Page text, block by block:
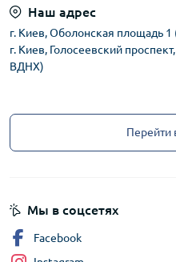
Наш адрес
г. Киев, Оболонская площадь
г. Киев, Голосеевский
ВДНХ)
Перейти
Мы в соцсетях
Facebook